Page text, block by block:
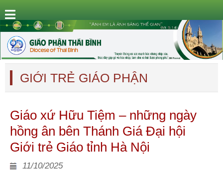
GIỚI TRẺ GIÁO PHẬN
Giáo xứ Hữu Tiệm – những ngày
hồng ân bên Thánh Giá Đại hội
Giới trẻ Giáo tỉnh Hà Nội
11/10/2025